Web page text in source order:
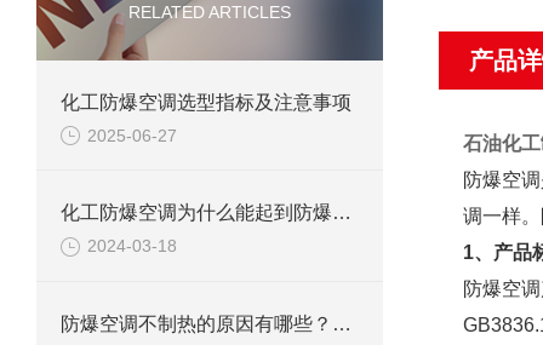
RELATED ARTICLES
化工防爆空调选型指标及注意事项
2025-06-27
化工防爆空调为什么能起到防爆作用？
2024-03-18
防爆空调不制热的原因有哪些？如何解决
产品
石油化
防爆空
调一样
1、产品
防爆空